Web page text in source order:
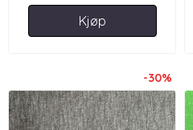
Kjøp
-30%